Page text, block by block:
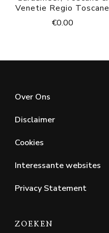
Venetie Regio Toscane
€0.00
Over Ons
Disclaimer
Cookies
Interessante websites
Privacy Statement
ZOEKEN